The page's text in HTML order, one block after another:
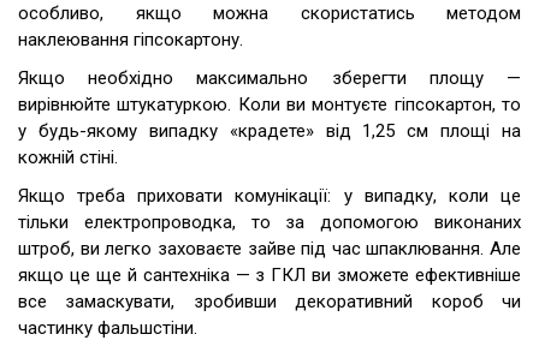
особливо, якщо можна скористатись методом
наклеювання гіпсокартону.
Якщо необхідно максимально зберегти площу —
вирівнюйте штукатуркою. Коли ви монтуєте гіпсокартон, то
у будь-якому випадку «крадете» від 1,25 см площі на
кожній стіні.
Якщо треба приховати комунікації: у випадку, коли це
тільки електропроводка, то за допомогою виконаних
штроб, ви легко заховаєте зайве під час шпаклювання. Але
якщо це ще й сантехніка — з ГКЛ ви зможете ефективніше
все замаскувати, зробивши декоративний короб чи
частинку фальшстіни.